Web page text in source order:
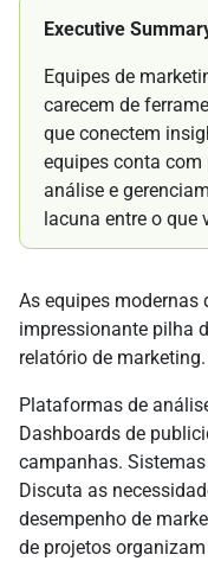
Executive
Equipes de
carecem de
que conectem
equipes conta
análise e
lacuna entre o que
As equipes modernas
impressionante pilha
relatório de marketing.
Plataformas de
Dashboards de
campanhas.
Discuta as
desempenho de
de projetos